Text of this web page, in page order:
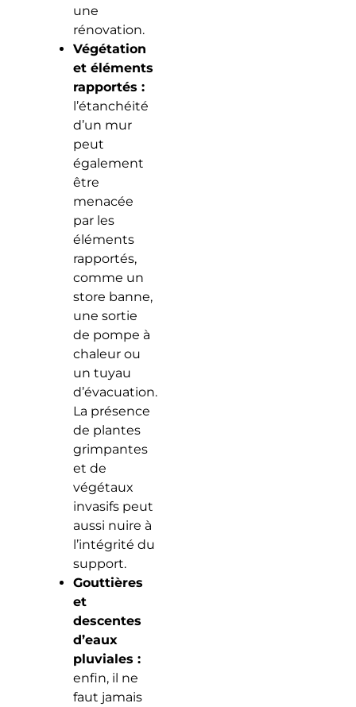
une
rénovation.
Végétation
et éléments
rapportés :
l’étanchéité
d’un mur
peut
également
être
menacée
par les
éléments
rapportés,
comme un
store banne,
une sortie
de pompe à
chaleur ou
un tuyau
d’évacuation.
La présence
de plantes
grimpantes
et de
végétaux
invasifs peut
aussi nuire à
l’intégrité du
support.
Gouttières
et
descentes
d’eaux
pluviales :
enfin, il ne
faut jamais